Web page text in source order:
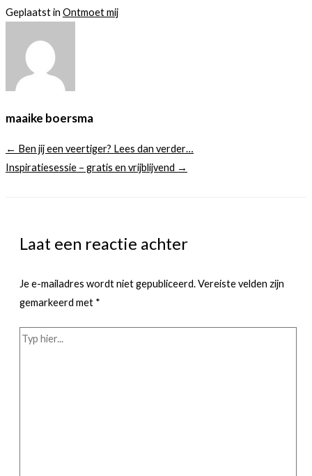
Geplaatst in Ontmoet mij
maaike boersma
← Ben jij een veertiger? Lees dan verder…
Inspiratiesessie – gratis en vrijblijvend →
Laat een reactie achter
Je e-mailadres wordt niet gepubliceerd.Vereiste velden zijn
gemarkeerd met *
Typ